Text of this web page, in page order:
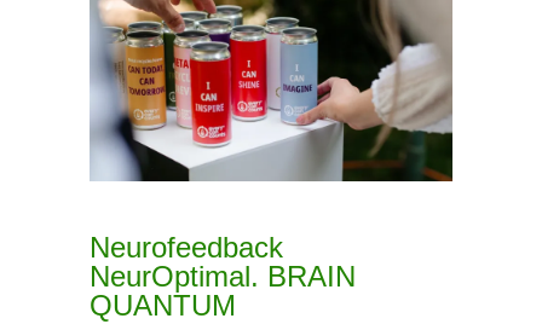
Neurofeedback
NeurOptimal. BRAIN
QUANTUM